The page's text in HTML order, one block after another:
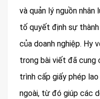
và quản lý nguồn
tố quyết định sự
của doanh nghiệp. Hy
trong bài viết đã cung
trình cấp giấy phép
ngoài, từ đó giúp các